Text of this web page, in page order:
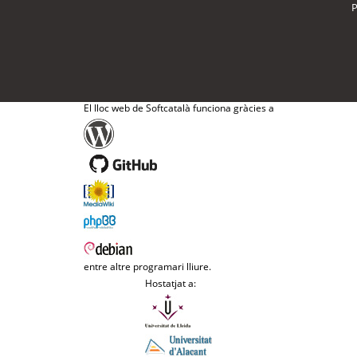
El lloc web de Softcatalà funciona gràcies a
entre altre programari lliure.
Hostatjat a: